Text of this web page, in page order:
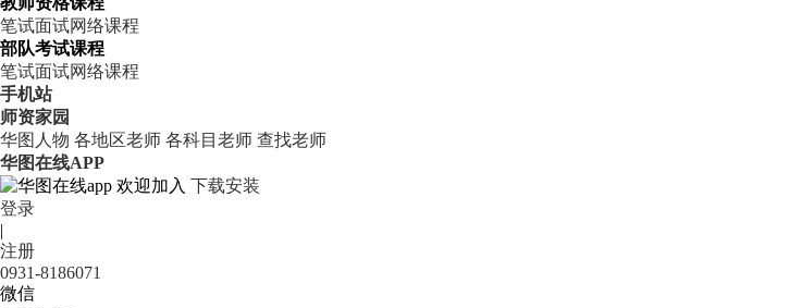
笔试面试网络课程
部队考试课程
笔试面试网络课程
手机站
师资家园
华图人物 各地区老师 各科目老师 查找老师
华图在线APP
欢迎加入 下载安装
登录
|
注册
0931-8186071
微信